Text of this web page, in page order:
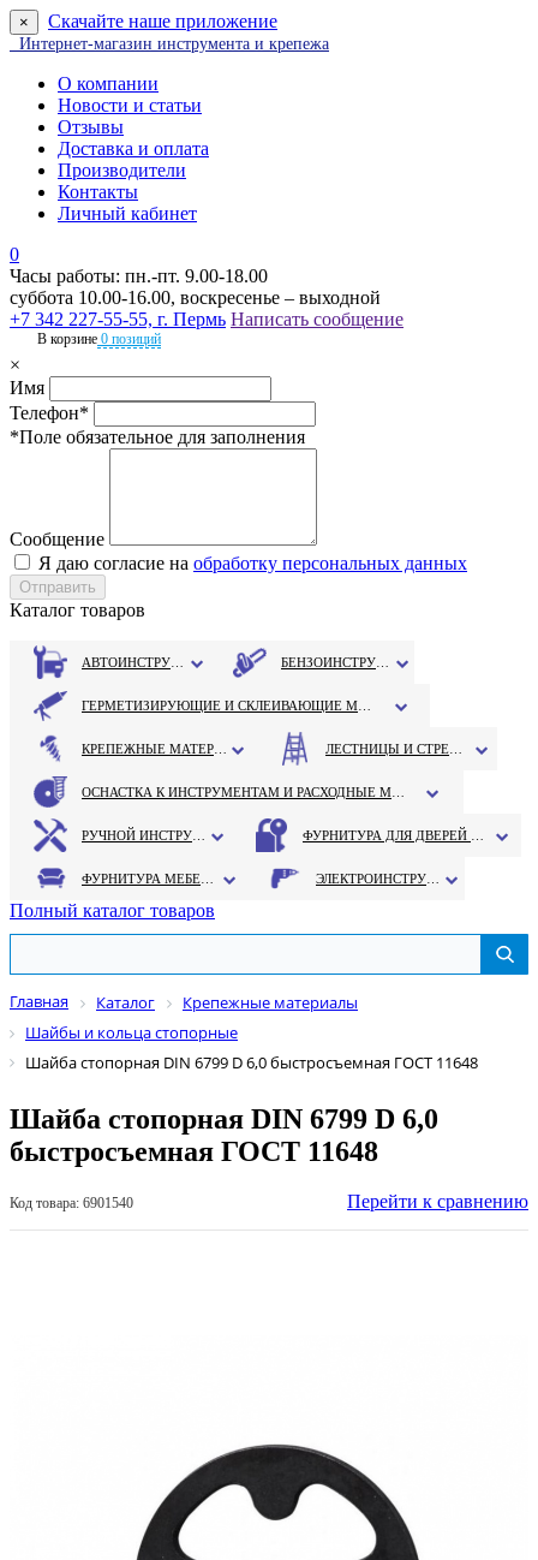
× Скачайте наше приложение
Интернет-магазин инструмента и крепежа
О компании
Новости и статьи
Отзывы
Доставка и оплата
Производители
Контакты
Личный кабинет
0
Часы работы: пн.-пт. 9.00-18.00
суббота 10.00-16.00, воскресенье – выходной
+7 342 227-55-55, г. Пермь Написать сообщение
В корзине 0 позиций
×
Имя
Телефон*
*Поле обязательное для заполнения
Сообщение
Я даю согласие на обработку персональных данных
Каталог товаров
Полный каталог товаров
Главная Каталог
Крепежные материалы
Шайбы и кольца стопорные
Шайба стопорная DIN 6799 D 6,0 быстросъемная ГОСТ 11648
Шайба стопорная DIN 6799 D 6,0
быстросъемная ГОСТ 11648
Код товара: 6901540 Перейти к сравнению